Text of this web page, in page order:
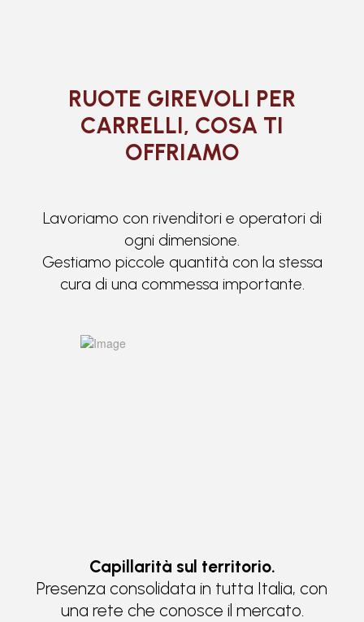
RUOTE GIREVOLI PER
CARRELLI, COSA TI
OFFRIAMO
Lavoriamo con rivenditori e operatori di
ogni dimensione.
Gestiamo piccole quantità con la stessa
cura di una commessa importante.
Capillarità sul territorio.
Presenza consolidata in tutta Italia, con
una rete che conosce il mercato.